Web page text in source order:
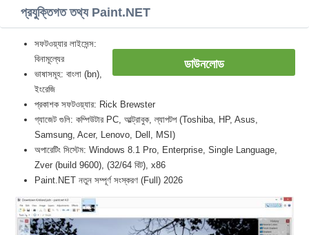
প্রযুক্তিগত তথ্য Paint.NET
ডাউনলোড
সফটওয়্যার লাইসেন্স:
বিনামূল্যের
ভাষাসমূহ: বাংলা (bn),
ইংরেজি
প্রকাশক সফটওয়্যার: Rick Brewster
গ্যাজেট গুলি: কম্পিউটার PC, আল্ট্রাবুক, ল্যাপটপ (Toshiba, HP, Asus,
Samsung, Acer, Lenovo, Dell, MSI)
অপারেটিং সিস্টেম: Windows 8.1 Pro, Enterprise, Single Language,
Zver (build 9600), (32/64 বিট), x86
Paint.NET নতুন সম্পূর্ণ সংস্করণ (Full) 2026